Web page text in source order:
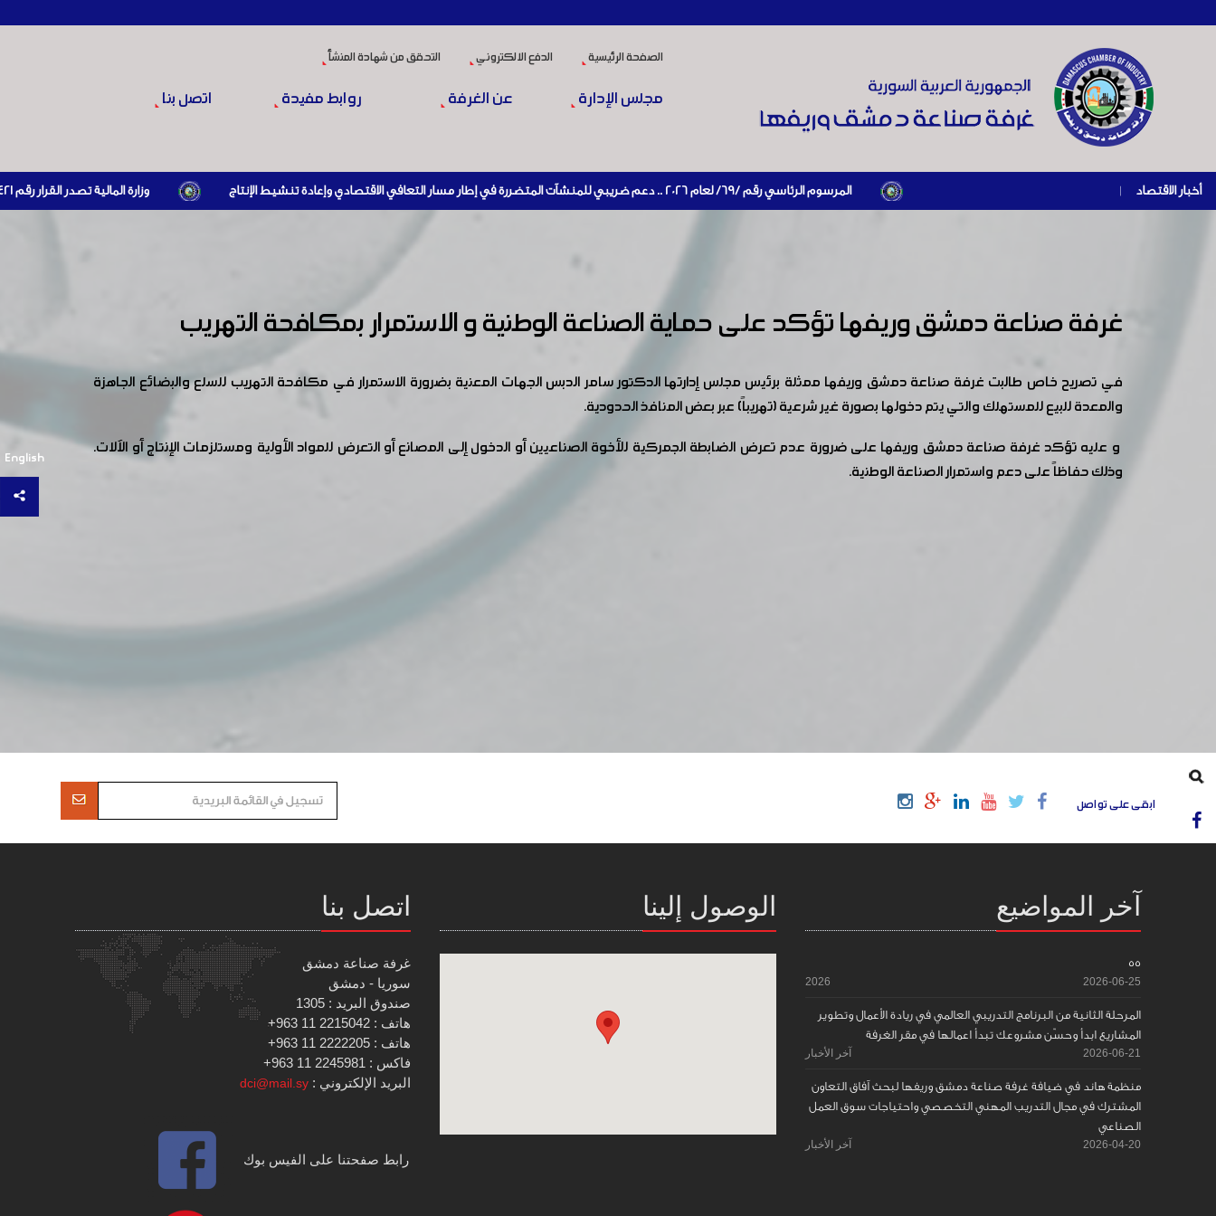
الصفحة الرئيسية الدفع الالكتروني التحقق من شهادة المنشأ
مجلس الإدارة عن الغرفة روابط مفيدة اتصل بنا
أخبار الاقتصاد | المرسوم الرئاسي رقم /69/ لعام 2026 .. دعم ضريبي للمنشآت المتضررة في إطار مسار التعافي الاقتصادي وإعادة تنشيط الإنتاج وزارة المالية تصدر القرار رقم 421 تاريخ 24/3/2026 المتضمن الزام المستوردين بإبراز براءة ذمة مالية سارية صادرة عن الهيئة العامة للضرائب والرسوم أو مديرياتها عند القيام بعمليات الاستيراد
English
غرفة صناعة دمشق وريفها تؤكد على حماية الصناعة الوطنية و الاستمرار بمكافحة التهريب
في تصريح خاص طالبت غرفة صناعة دمشق وريفها ممثلة برئيس مجلس إدارتها الدكتور سامر الدبس الجهات المعنية بضرورة الاستمرار في مكافحة التهريب للسلع والبضائع الجاهزة
والمعدة للبيع للمستهلك والتي يتم دخولها بصورة غير شرعية (تهريباً) عبر بعض المنافذ الحدودية.
و عليه تؤكد غرفة صناعة دمشق وريفها على ضرورة عدم تعرض الضابطة الجمركية للأخوة الصناعيين أو الدخول إلى المصانع أو التعرض للمواد الأولية ومستلزمات الإنتاج أو الآلات.
وذلك حفاظاً على دعم واستمرار الصناعة الوطنية.
ابقى على تواصل
آخر المواضيع
55
2026-06-25
2026
المرحلة الثانية من البرنامج التدريبي العالمي في ريادة الأعمال وتطوير
المشاريع ابدأ وحسّن مشروعك تبدأ اعمالها في مقر الغرفة
2026-06-21 آخر الأخبار
منظمة هاند في ضيافة غرفة صناعة دمشق وريفها لبحث آفاق التعاون
المشترك في مجال التدريب المهني التخصصي واحتياجات سوق العمل
الصناعي
2026-04-20 آخر الأخبار
الوصول إلينا اتصل بنا
غرفة صناعة دمشق
سوريا - دمشق
صندوق البريد : 1305
هاتف : 2215042 11 963+
هاتف : 2222205 11 963+
فاكس : 2245981 11 963+
البريد الإلكتروني : dci@mail.sy
رابط صفحتنا على الفيس بوك